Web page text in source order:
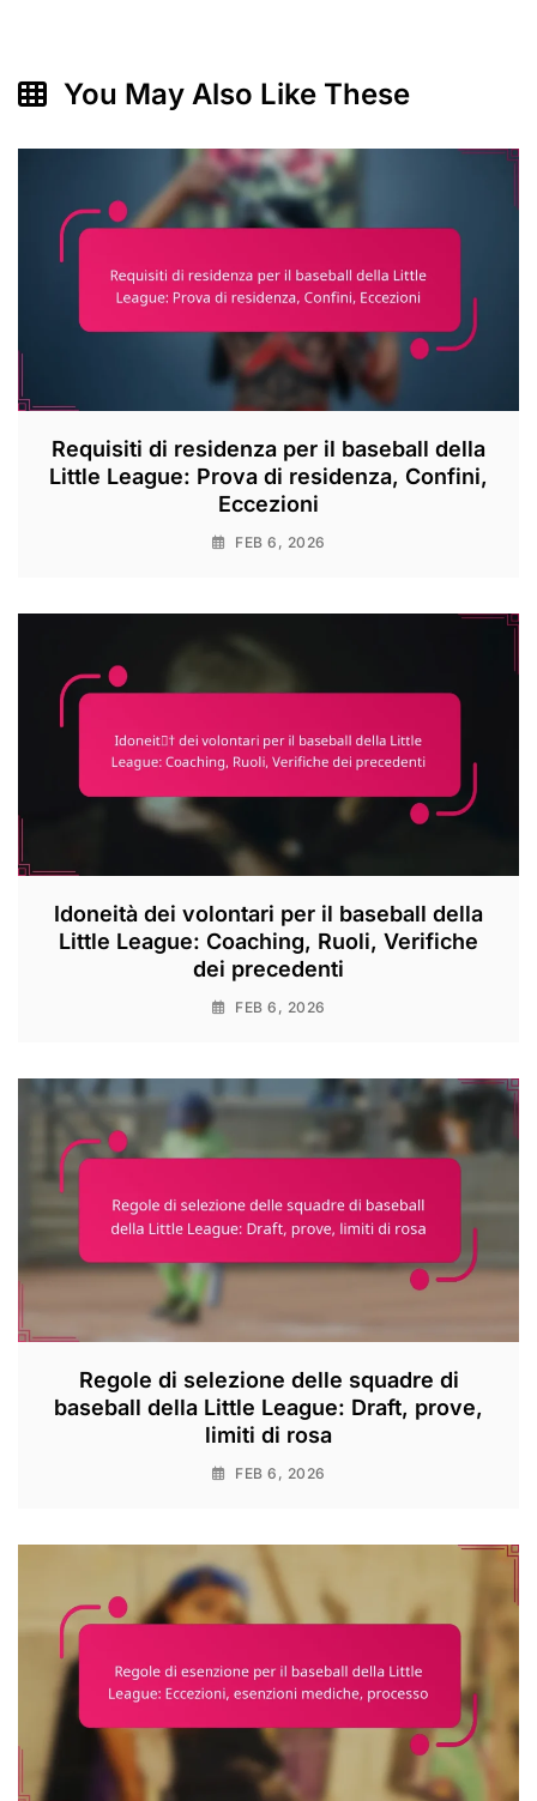
You May Also Like These
Requisiti di residenza per il baseball della
Little League: Prova di residenza, Confini,
Eccezioni
FEB 6, 2026
Idoneità dei volontari per il baseball della
Little League: Coaching, Ruoli, Verifiche
dei precedenti
FEB 6, 2026
Regole di selezione delle squadre di
baseball della Little League: Draft, prove,
limiti di rosa
FEB 6, 2026